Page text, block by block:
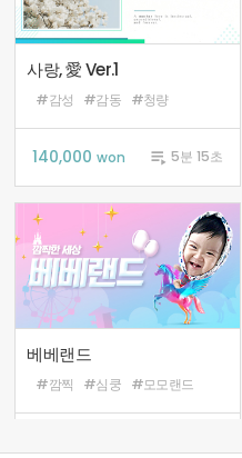
사랑, 愛 Ver.1
#감성 #감동 #청량
140,000won 5분 15초
베베랜드
#깜찍 #심쿵 #모모랜드